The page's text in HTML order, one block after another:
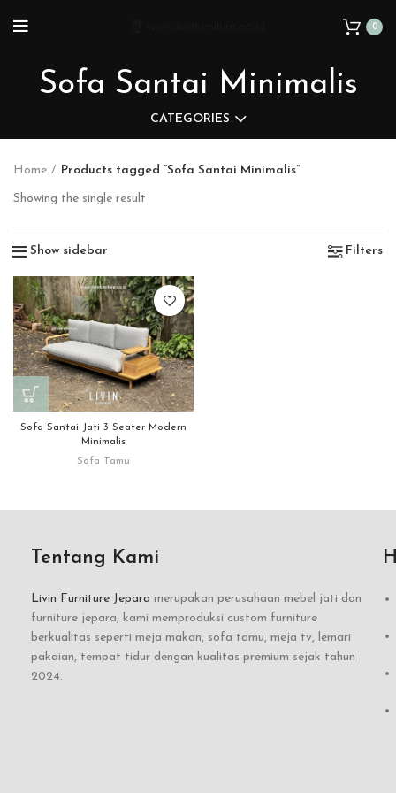
0
Sofa Santai Minimalis
CATEGORIES
Home Products tagged “Sofa Santai Minimalis”
Showing the single result
Show sidebar Filters
Sofa Santai Jati 3 Seater Modern
Minimalis
Sofa Tamu
Tentang Kami
Livin Furniture Jepara merupakan perusahaan mebel jati dan
furniture jepara, kami memproduksi custom furniture
berkualitas seperti meja makan, sofa tamu, meja tv, lemari
pakaian, tempat tidur dengan kualitas premium sejak tahun
2024.